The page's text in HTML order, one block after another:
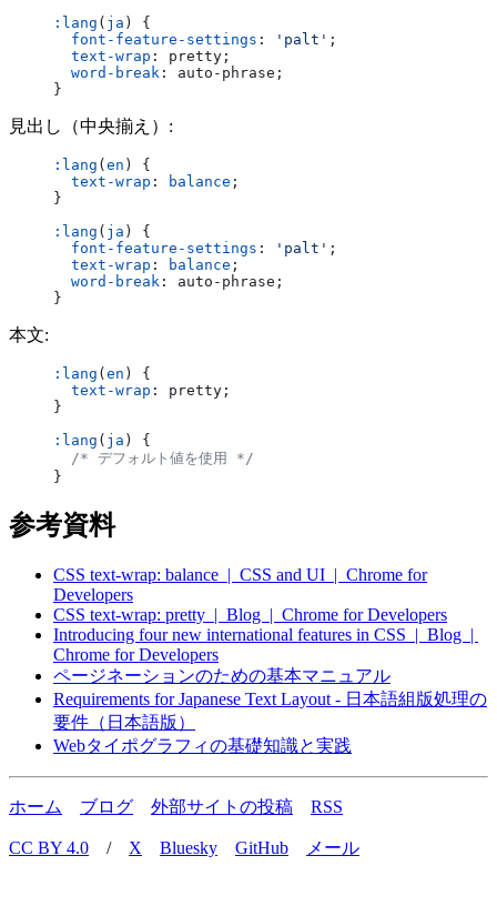
:lang ( ja ) {
  font-feature-settings
: 'palt' ;
  text-wrap
: pretty;
  word-break
: auto-phrase;
}
見出し（中央揃え）:
:lang ( en ) {
  text-wrap
: balance ;
}
:lang ( ja ) {
  font-feature-settings
: 'palt' ;
  text-wrap
: balance ;
  word-break
: auto-phrase;
}
本文:
:lang ( en ) {
  text-wrap
: pretty;
}
:lang ( ja ) {
  /* デフォルト値を使用 */
}
参考資料
CSS text-wrap: balance | CSS and UI | Chrome for
Developers
CSS text-wrap: pretty | Blog | Chrome for Developers
Introducing four new international features in CSS | Blog |
Chrome for Developers
ページネーションのための基本マニュアル
Requirements for Japanese Text Layout - 日本語組版処理の
要件（日本語版）
Webタイポグラフィの基礎知識と実践
ホーム ブログ 外部サイトの投稿 RSS
CC BY 4.0 / X Bluesky GitHub メール